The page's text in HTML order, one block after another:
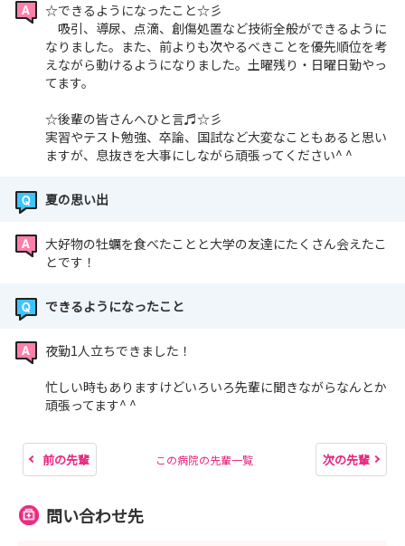
☆できるようになったこと☆彡
吸引、導尿、点滴、創傷処置など技術全般ができるように
なりました。また、前よりも次やるべきことを優先順位を考
えながら動けるようになりました。土曜残り・日曜日勤やっ
てます。
☆後輩の皆さんへひと言♬☆彡
実習やテスト勉強、卒論、国試など大変なこともあると思い
ますが、息抜きを大事にしながら頑張ってください^ ^
夏の思い出
大好物の牡蠣を食べたことと大学の友達にたくさん会えたこ
とです！
できるようになったこと
夜勤1人立ちできました！
忙しい時もありますけどいろいろ先輩に聞きながらなんとか
頑張ってます^ ^
前の先輩 この病院の先輩一覧 次の先輩
問い合わせ先